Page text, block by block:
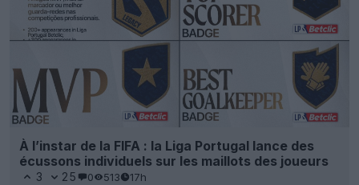
À l’instar de la FIFA : la Liga Portugal lance des
écussons individuels sur les maillots des joueurs
3 25 0 513 17h